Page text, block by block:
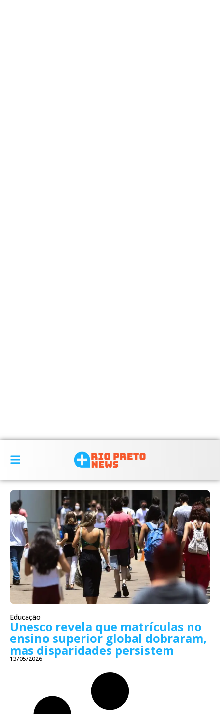
Educação
Unesco revela que matrículas no
ensino superior global dobraram,
mas disparidades persistem
13/05/2026